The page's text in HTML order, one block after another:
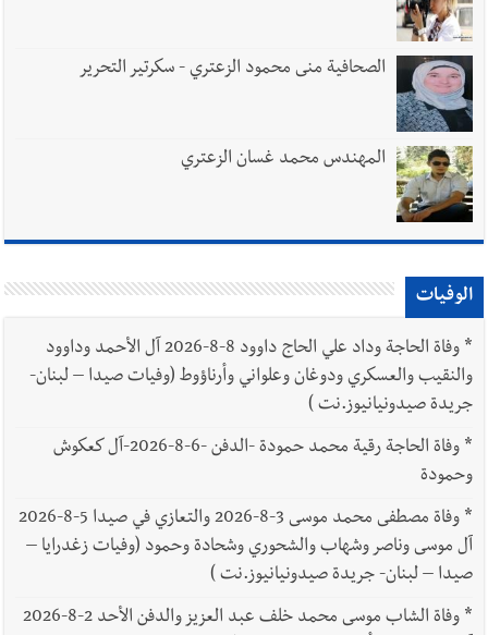
الصحافية منى محمود الزعتري - سكرتير التحرير
المهندس محمد غسان الزعتري
الوفيات
*
وفاة الحاجة وداد علي الحاج داوود 8-8-2026 آل الأحمد وداوود
والنقيب والعسكري ودوغان وعلواني وأرناؤوط (وفيات صيدا – لبنان-
جريدة صيدونيانيوز.نت )
*
وفاة الحاجة رقية محمد حمودة -الدفن -6-8-2026-آل كعكوش
وحمودة
*
وفاة مصطفى محمد موسى 3-8-2026 والتعازي في صيدا 5-8-2026
آل موسى وناصر وشهاب والشحوري وشحادة وحمود (وفيات زغدرايا –
صيدا – لبنان- جريدة صيدونيانيوز.نت )
*
وفاة الشاب موسى محمد خلف عبد العزيز والدفن الأحد 2-8-2026